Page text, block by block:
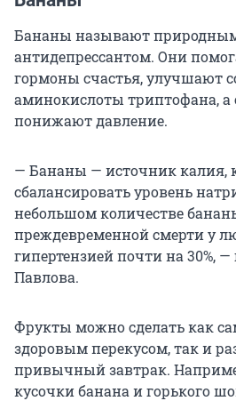
Бананы называют
антидепрессантом. Они
гормоны счастья, улучшают
аминокислоты триптофана, а
понижают давление.
— Бананы — источник калия,
сбалансировать уровень
небольшом количестве
преждевременной смерти у
гипертензией почти на 30%, —
Павлова.
Фрукты можно сделать как
здоровым перекусом, так и
привычный завтрак.
кусочки банана и горького